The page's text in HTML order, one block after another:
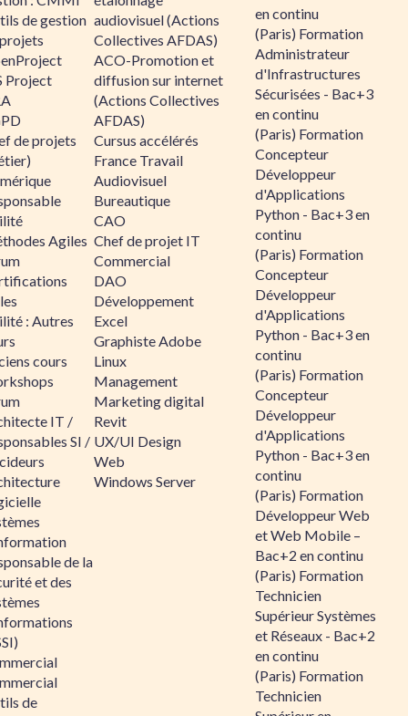
de gestion
Project
de projets
Agiles
: Autres
cours
IT /
SI /
de la
et des
de
audiovisuel (Actions
Collectives AFDAS)
ACO-Promotion et
diffusion sur internet
(Actions Collectives
AFDAS)
Cursus accélérés
France Travail
Audiovisuel
Bureautique
CAO
Chef de projet IT
Commercial
DAO
Développement
Excel
Graphiste Adobe
Linux
Management
Marketing digital
Revit
UX/UI Design
Web
Windows Server
en continu
(Paris) Formation
Administrateur
d'Infrastructures
Sécurisées - Bac+3
en continu
(Paris) Formation
Concepteur
Développeur
d'Applications
Python - Bac+3 en
continu
(Paris) Formation
Concepteur
Développeur
d'Applications
Python - Bac+3 en
continu
(Paris) Formation
Concepteur
Développeur
d'Applications
Python - Bac+3 en
continu
(Paris) Formation
Développeur Web
et Web Mobile –
Bac+2 en continu
(Paris) Formation
Technicien
Supérieur Systèmes
et Réseaux - Bac+2
en continu
(Paris) Formation
Technicien